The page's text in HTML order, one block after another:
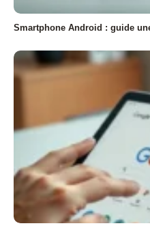
Smartphone Android : guide